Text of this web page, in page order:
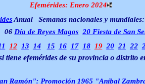
Efemérides: Enero 2024
Anual Semanas nacionales y mundiales:
06 Día de Reyes Magos 20 Fiesta de San
12 13 14 15 16 17 18 19 20 21 22
efemérides de su provincia o distrito
Ramón": Promoción 1965 "Aníbal